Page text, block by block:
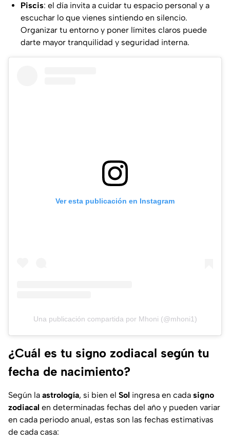
Piscis: el día invita a cuidar tu espacio personal y a
escuchar lo que vienes sintiendo en silencio.
Organizar tu entorno y poner límites claros puede
darte mayor tranquilidad y seguridad interna.
Ver esta publicación en Instagram
Una publicación compartida por Mhoni (@mhoni1)
¿Cuál es tu signo zodiacal según tu
fecha de nacimiento?
Según la astrología, si bien el Sol ingresa en cada signo
zodiacal en determinadas fechas del año y pueden variar
en cada periodo anual, estas son las fechas estimativas
de cada casa: